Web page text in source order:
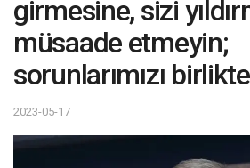
girmesine, sizi
müsaade etmeyin;
sorunlarımızı
2023-05-17